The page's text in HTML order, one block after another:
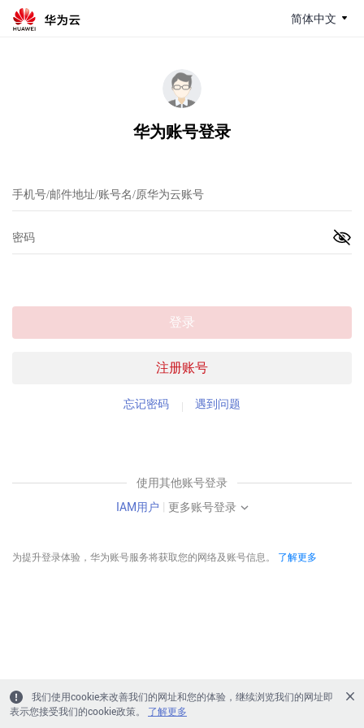
简体中文
华为账号登录
注册账号
登录
忘记密码 遇到问题
使用其他账号登录
IAM用户 | 更多账号登录
为提升登录体验，华为账号服务将获取您的网络及账号信息。 了解更多
我们使用cookie来改善我们的网址和您的体验，继续浏览我们的网址即
表示您接受我们的cookie政策。
了解更多